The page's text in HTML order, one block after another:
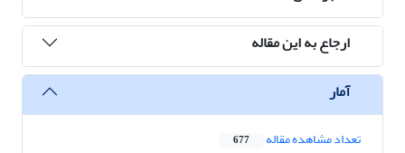
ارجاع به این مقاله
آمار
تعداد مشاهده مقاله 677